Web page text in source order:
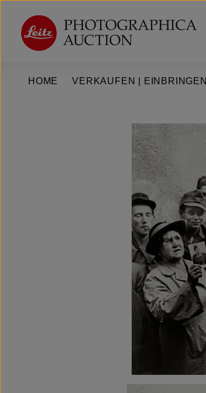
Hauptinhalt springen
Zur Hauptnavigation springen
HOME VERKAUFEN | EINBRINGEN
Bildergalerie überspringen